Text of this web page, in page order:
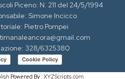
Piceno: N. 211 del 24/5/1994
Simone Incicco
Pietro Pompei
328/6325380
Cookie Policy
Powered By : XYZScripts.com